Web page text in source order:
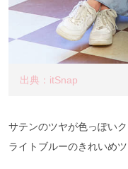
出典：itSnap
サテンのツヤが色っぽい
ライトブルーのきれいめ